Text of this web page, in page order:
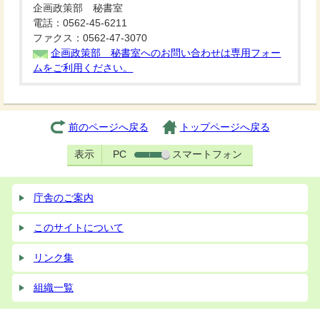
企画政策部 秘書室
電話：0562-45-6211
ファクス：0562-47-3070
企画政策部 秘書室へのお問い合わせは専用フォー
ムをご利用ください。
前のページへ戻る トップページへ戻る
表示 PC スマートフォン
庁舎のご案内
このサイトについて
リンク集
組織一覧